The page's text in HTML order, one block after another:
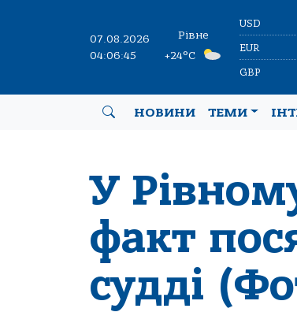
07.08.2026
04:06:46
Рівне
+24°C
USD
EUR
GBP
НОВИНИ ТЕМИ
У
факт
судді